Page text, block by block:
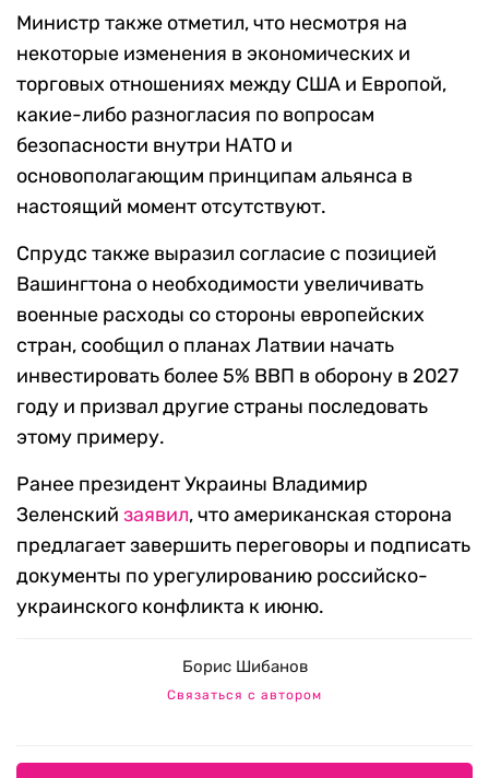
Министр также отметил, что несмотря на
некоторые изменения в экономических и
торговых отношениях между США и Европой,
какие-либо разногласия по вопросам
безопасности внутри НАТО и
основополагающим принципам альянса в
настоящий момент отсутствуют.
Спрудс также выразил согласие с позицией
Вашингтона о необходимости увеличивать
военные расходы со стороны европейских
стран, сообщил о планах Латвии начать
инвестировать более 5% ВВП в оборону в 2027
году и призвал другие страны последовать
этому примеру.
Ранее президент Украины Владимир
Зеленский заявил, что американская сторона
предлагает завершить переговоры и подписать
документы по урегулированию российско-
украинского конфликта к июню.
Борис Шибанов
Связаться с автором